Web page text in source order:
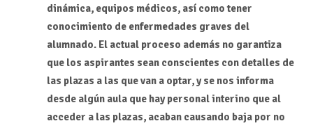
dinámica, equipos médicos, así como tener
conocimiento de enfermedades graves del
alumnado. El actual proceso además no garantiza
que los aspirantes sean conscientes con detalles de
las plazas a las que van a optar, y se nos informa
desde algún aula que hay personal interino que al
acceder a las plazas, acaban causando baja por no